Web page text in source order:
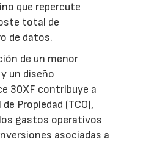
que repercute
total de
de datos.
de un menor
un diseño
30XF contribuye a
Propiedad (TCO),
gastos operativos
asociadas a